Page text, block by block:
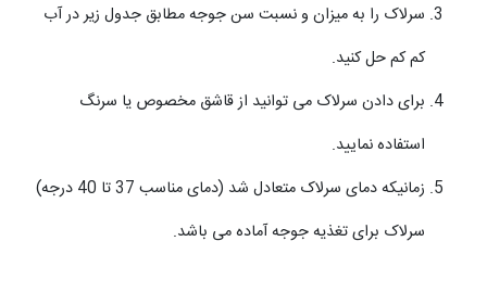
سرلاک را به میزان و نسبت سن جوجه مطابق جدول زیر در آب
کم کم حل کنید.
برای دادن سرلاک می توانید از قاشق مخصوص یا سرنگ
استفاده نمایید.
زمانیکه دمای سرلاک متعادل شد (دمای مناسب 37 تا 40 درجه)
سرلاک برای تغذیه جوجه آماده می باشد.